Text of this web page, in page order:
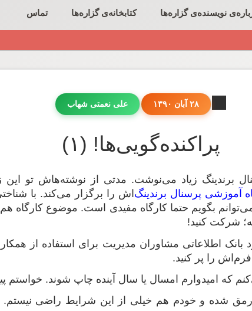
نویسنده‌ی گزاره‌ها کتابخانه‌ی گزاره‌ها تماس
۲۸ آبان ۱۳۹۰ علی نعمتی شهاب
پراکنده‌گویی‌ها! (۱)
برندینگ زیاد می‌نوشت. مدتی از نوشته‌هاش تو این
آموزشی پرسنال برندینگ‌ اش را برگزار می‌کند. با
بگویم حتما کارگاه مفیدی است. موضوع کارگاه
شرکت کنید!
اطلاعاتی مشاوران مدیریت برای استفاده از
فرم‌اش را پر کنید.
که امیدوارم امسال یا سال آینده چاپ شوند. خواستم
شده و خودم هم خیلی از این شرایط راضی نیستم.